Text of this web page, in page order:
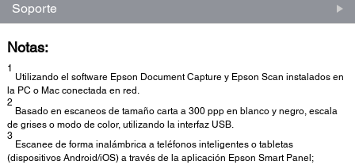
Soporte
Notas:
1
Utilizando el software Epson Document Capture y Epson Scan instalados en
la PC o Mac conectada en red.
2
Basado en escaneos de tamaño carta a 300 ppp en blanco y negro, escala
de grises o modo de color, utilizando la interfaz USB.
3
Escanee de forma inalámbrica a teléfonos inteligentes o tabletas
(dispositivos Android/iOS) a través de la aplicación Epson Smart Panel;